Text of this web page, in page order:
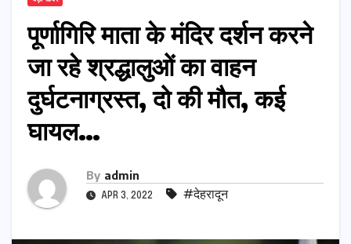
पूर्णागिरि माता के मंदिर दर्शन करने
जा रहे श्रद्धालुओं का वाहन
दुर्घटनाग्रस्त, दो की मौत, कई
घायल…
By admin
APR 3, 2022 #देहरादून